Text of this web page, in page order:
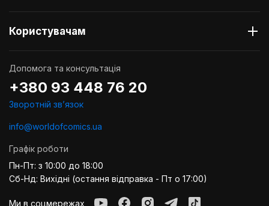
Користувачам
Допомога та консультація
+380 93 448 76 20
Зворотній звʼязок
info@worldofcomics.ua
Графік роботи
Пн-Пт: з 10:00 до 18:00
Сб-Нд: Вихідні (остання відправка - Пт о 17:00)
Ми в соцмережах